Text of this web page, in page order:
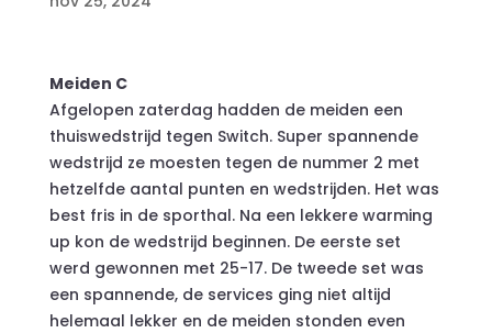
Meiden C
Afgelopen zaterdag hadden de meiden een
thuiswedstrijd tegen Switch. Super spannende
wedstrijd ze moesten tegen de nummer 2 met
hetzelfde aantal punten en wedstrijden. Het was
best fris in de sporthal. Na een lekkere warming
up kon de wedstrijd beginnen. De eerste set
werd gewonnen met 25-17. De tweede set was
een spannende, de services ging niet altijd
helemaal lekker en de meiden stonden even